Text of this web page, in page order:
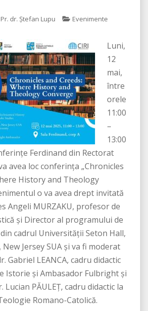
Pr. dr. Ștefan Lupu Evenimente
Luni,
12
mai,
între
orele
11:00
–
13:00
Ferdinand din Rectorat
avea loc conferinţa „Chronicles
History and Theology
o va avea drept invitată
Angeli MURZAKU, profesor de
şi Director al programului de
cadrul Universităţii Seton Hall,
Jersey SUA şi va fi moderat
Gabriel LEANCA, cadru didactic
Istorie și Ambasador Fulbright şi
Lucian PĂULEŢ, cadru didactic la
Romano-Catolică.